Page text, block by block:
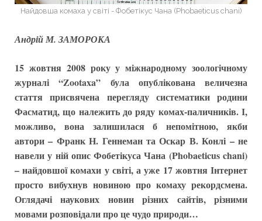
Найдовша комаха у світі - Фобетікус Чана (Phobaeticus chani)
Андрій М. ЗАМОРОКА
15 жовтня 2008 року у міжнародному зоологічному
журналі “Zootaxa” була опублікована величезна
стаття присвячена перегляду систематики родини
Фасматид, що належить до ряду комах-паличників. І,
можливо, вона залишилася б непомітною, якби
автори – Франк Н. Геннеман та Оскар В. Конлі – не
навели у ній опис Фобетікуса Чана (Phobaeticus chani)
– найдовшої комахи у світі, а уже 17 жовтня Інтернет
просто вибухнув новиною про комаху рекордсмена.
Оглядачі наукових новин різних сайтів, різними
мовами розповідали про це чудо природи…